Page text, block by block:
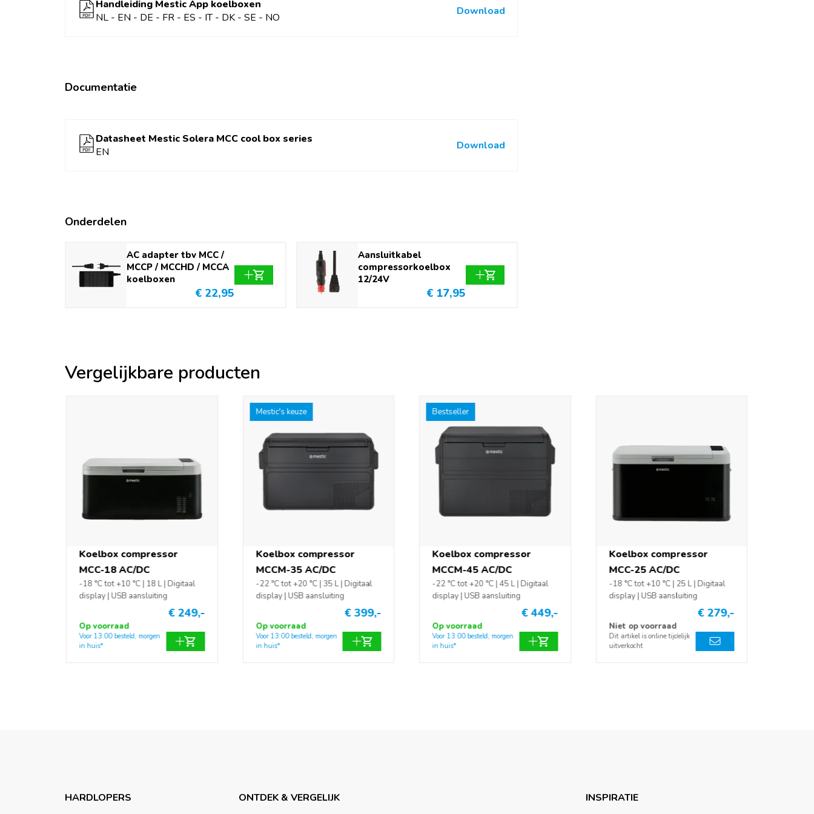
Snoerlengte 250 cm
Handleiding Mestic App koelboxen
NL - EN - DE - FR - ES - IT - DK - SE - NO
Download
Documentatie
Datasheet Mestic Solera MCC cool box series
EN
Download
Onderdelen
AC adapter tbv MCC /
MCCP / MCCHD / MCCA
koelboxen
€ 22,95
Aansluitkabel
compressorkoelbox
12/24V
€ 17,95
Vergelijkbare producten
Koelbox compressor
MCC-18 AC/DC
-18 °C tot +10 °C | 18 L | Digitaal
display | USB aansluiting
€ 249,-
Op voorraad
Voor 13:00 besteld, morgen
in huis*
Mestic's keuze
Koelbox compressor
MCCM-35 AC/DC
-22 °C tot +20 °C | 35 L | Digitaal
display | USB aansluiting
€ 399,-
Op voorraad
Voor 13:00 besteld, morgen
in huis*
Bestseller
Koelbox compressor
MCCM-45 AC/DC
-22 °C tot +20 °C | 45 L | Digitaal
display | USB aansluiting
€ 449,-
Op voorraad
Voor 13:00 besteld, morgen
in huis*
Koelbox compressor
MCC-25 AC/DC
-18 °C tot +10 °C | 25 L | Digitaal
display | USB aansluiting
€ 279,-
Niet op voorraad
Dit artikel is online tijdelijk
uitverkocht
HARDLOPERS ONTDEK & VERGELIJK INSPIRATIE